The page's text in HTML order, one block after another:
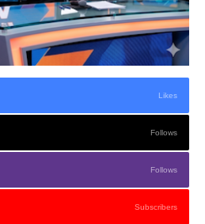
Likes
Follows
Follows
Subscribers